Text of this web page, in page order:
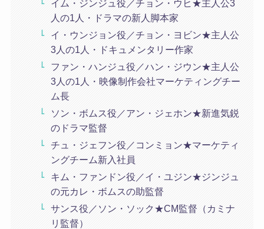
イム・ジンジュ役／チョン・ウヒ★主人公3
人の1人・ドラマの新人脚本家
イ・ウンジョン役／チョン・ヨビン★主人公
3人の1人・ドキュメンタリー作家
ファン・ハンジュ役／ハン・ジウン★主人公
3人の1人・映像制作会社マーケティングチー
ム長
ソン・ボムス役／アン・ジェホン★新進気鋭
のドラマ監督
チュ・ジェフン役／コンミョン★マーケティ
ングチーム新入社員
キム・ファンドン役／イ・ユジン★ジンジュ
の元カレ・ボムスの助監督
サンス役／ソン・ソック★CM監督（カミナ
リ監督）